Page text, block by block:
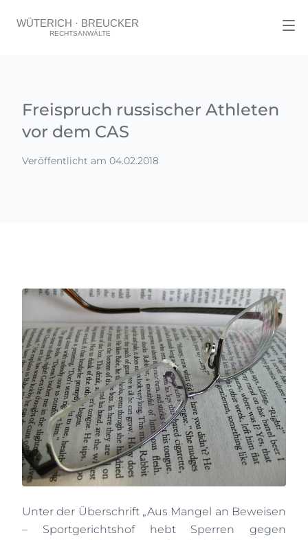
Freispruch russischer Athleten
vor dem CAS
Veröffentlicht am 04.02.2018
Unter der Überschrift „Aus Mangel an Beweisen
– Sportgerichtshof hebt Sperren gegen